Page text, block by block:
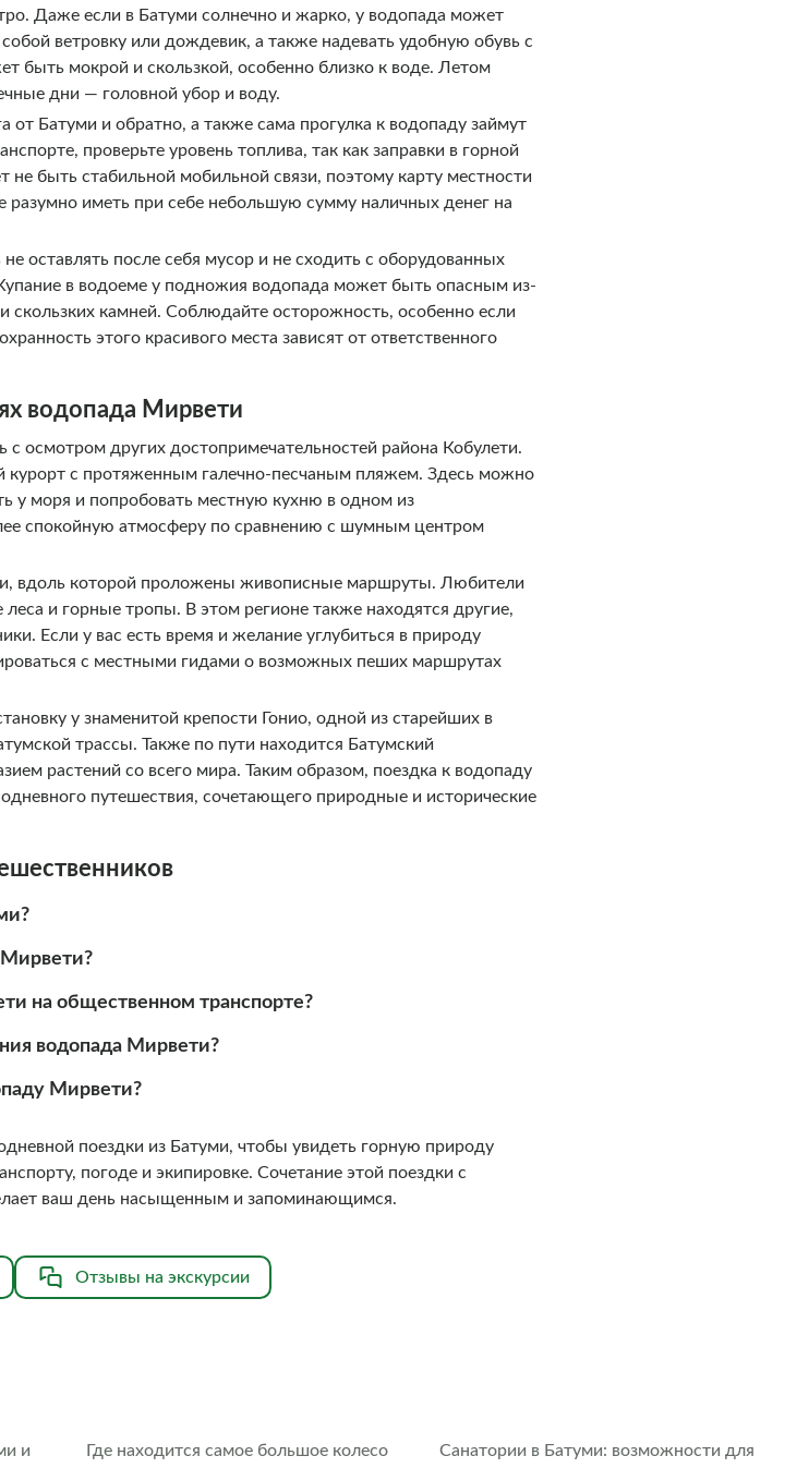
Даже если в Батуми солнечно и жарко, у водопада может
ветровку или дождевик, а также надевать удобную обувь с
быть мокрой и скользкой, особенно близко к воде. Летом
дни — головной убор и воду.
от Батуми и обратно, а также сама прогулка к водопаду займут
проверьте уровень топлива, так как заправки в горной
не быть стабильной мобильной связи, поэтому карту местности
иметь при себе небольшую сумму наличных денег на
оставлять после себя мусор и не сходить с оборудованных
в водоеме у подножия водопада может быть опасным из-
скользких камней. Соблюдайте осторожность, особенно если
этого красивого места зависят от ответственного
водопада Мирвети
осмотром других достопримечательностей района Кобулети.
курорт с протяженным галечно-песчаным пляжем. Здесь можно
у моря и попробовать местную кухню в одном из
спокойную атмосферу по сравнению с шумным центром
вдоль которой проложены живописные маршруты. Любители
и горные тропы. В этом регионе также находятся другие,
Если у вас есть время и желание углубиться в природу
с местными гидами о возможных пеших маршрутах
у знаменитой крепости Гонио, одной из старейших в
трассы. Также по пути находится Батумский
растений со всего мира. Таким образом, поездка к водопаду
путешествия, сочетающего природные и исторические
Мирвети?
на общественном транспорте?
водопада Мирвети?
Мирвети?
поездки из Батуми, чтобы увидеть горную природу
погоде и экипировке. Сочетание этой поездки с
ваш день насыщенным и запоминающимся.
Отзывы на экскурсии
и Где находится самое большое колесо Санатории в Батуми: возможности для